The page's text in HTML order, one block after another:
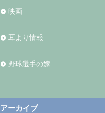
映画
耳より情報
野球選手の嫁
アーカイブ